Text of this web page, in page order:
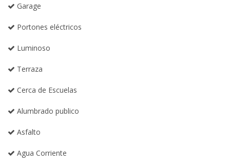
Garage
Portones eléctricos
Luminoso
Terraza
Cerca de Escuelas
Alumbrado publico
Asfalto
Agua Corriente